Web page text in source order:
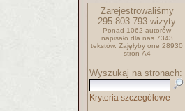
Zarejestrowaliśmy
295.803.793 wizyty
Ponad 1062 autorów
napisało dla nas 7343
tekstów. Zajęłyby one 28930
stron A4
Wyszukaj na stronach:
Kryteria szczegółowe